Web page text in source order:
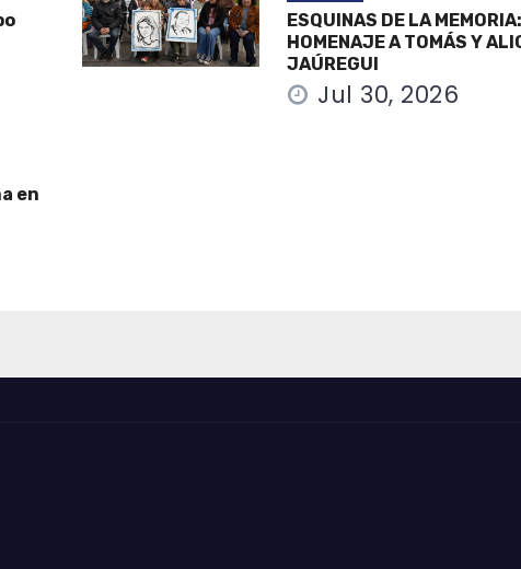
ESQUINAS DE LA MEMORIA:
HOMENAJE A TOMÁS Y
JAÚREGUI
Jul 30, 2026
en